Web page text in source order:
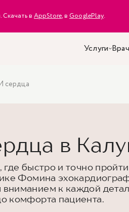
в AppStore, в GooglePlay.
Услуги
сердца
в
где быстро и точно
Фомина
к каждой
комфорта пациента.